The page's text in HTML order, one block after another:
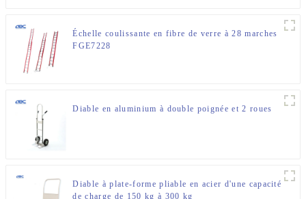
Échelle coulissante en fibre de verre à 28 marches
FGE7228
Diable en aluminium à double poignée et 2 roues
Diable à plate-forme pliable en acier d'une capacité
de charge de 150 kg à 300 kg